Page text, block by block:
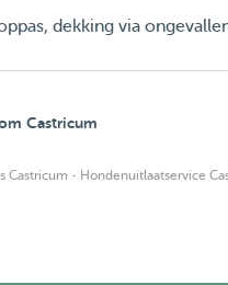
dekking via
Castricum
Castricum · Hondenuitlaatservice